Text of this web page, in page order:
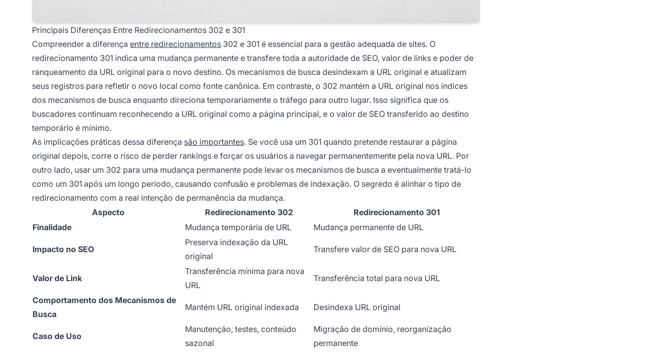
Principais Diferenças Entre Redirecionamentos 302 e 301
Compreender a diferença entre redirecionamentos 302 e 301 é essencial para a gestão adequada de sites. O
redirecionamento 301 indica uma mudança permanente e transfere toda a autoridade de SEO, valor de links e poder de
ranqueamento da URL original para o novo destino. Os mecanismos de busca desindexam a URL original e atualizam
seus registros para refletir o novo local como fonte canônica. Em contraste, o 302 mantém a URL original nos índices
dos mecanismos de busca enquanto direciona temporariamente o tráfego para outro lugar. Isso significa que os
buscadores continuam reconhecendo a URL original como a página principal, e o valor de SEO transferido ao destino
temporário é mínimo.
As implicações práticas dessa diferença são importantes. Se você usa um 301 quando pretende restaurar a página
original depois, corre o risco de perder rankings e forçar os usuários a navegar permanentemente pela nova URL. Por
outro lado, usar um 302 para uma mudança permanente pode levar os mecanismos de busca a eventualmente tratá-lo
como um 301 após um longo período, causando confusão e problemas de indexação. O segredo é alinhar o tipo de
redirecionamento com a real intenção de permanência da mudança.
Aspecto
Redirecionamento 302
Redirecionamento 301
Finalidade
Mudança temporária de URL Mudança permanente de URL
Impacto no SEO
Preserva indexação da URL
original
Transfere valor de SEO para nova URL
Valor de Link
Transferência mínima para nova
URL
Transferência total para nova URL
Comportamento dos Mecanismos de
Busca
Mantém URL original indexada Desindexa URL original
Caso de Uso
Manutenção, testes, conteúdo
sazonal
Migração de domínio, reorganização
permanente